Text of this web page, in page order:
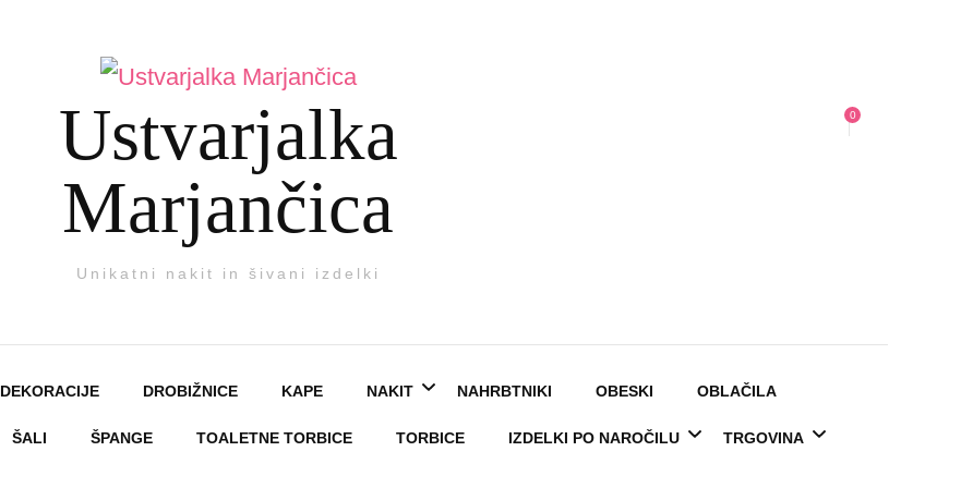
Ustvarjalka
Marjančica
Unikatni nakit in šivani izdelki
0
DEKORACIJE DROBIŽNICE KAPE NAKIT NAHRBTNIKI OBESKI OBLAČILA
ŠALI ŠPANGE TOALETNE TORBICE TORBICE IZDELKI PO NAROČILU TRGOVINA